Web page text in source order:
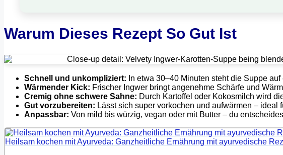
Warum Dieses Rezept So Gut Ist
Schnell und unkompliziert: In etwa 30–40 Minuten steht die Suppe auf
Wärmender Kick: Frischer Ingwer bringt angenehme Schärfe und
Cremig ohne schwere Sahne: Durch Kartoffel oder Kokosmilch wird
Gut vorzubereiten: Lässt sich super vorkochen und aufwärmen – ideal
Anpassbar: Von mild bis würzig, vegan oder mit Butter – du
Heilsam kochen mit Ayurveda: Ganzheitliche Ernährung mit ayurvedische